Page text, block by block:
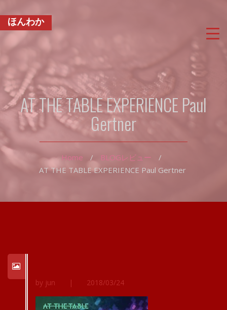
ほんわか
AT THE TABLE EXPERIENCE Paul
Gertner
Home / BLOGレビュー
/
AT THE TABLE EXPERIENCE Paul Gertner
by jun | 2018/03/24